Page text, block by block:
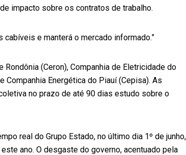
impacto sobre os contratos de trabalho.
e manterá o mercado informado.”
(Ceron), Companhia de Eletricidade do
Companhia Energética do Piauí (Cepisa). As
no prazo de até 90 dias estudo sobre o
real do Grupo Estado, no último dia 1º de junho,
ano. O desgaste do governo, acentuado pela